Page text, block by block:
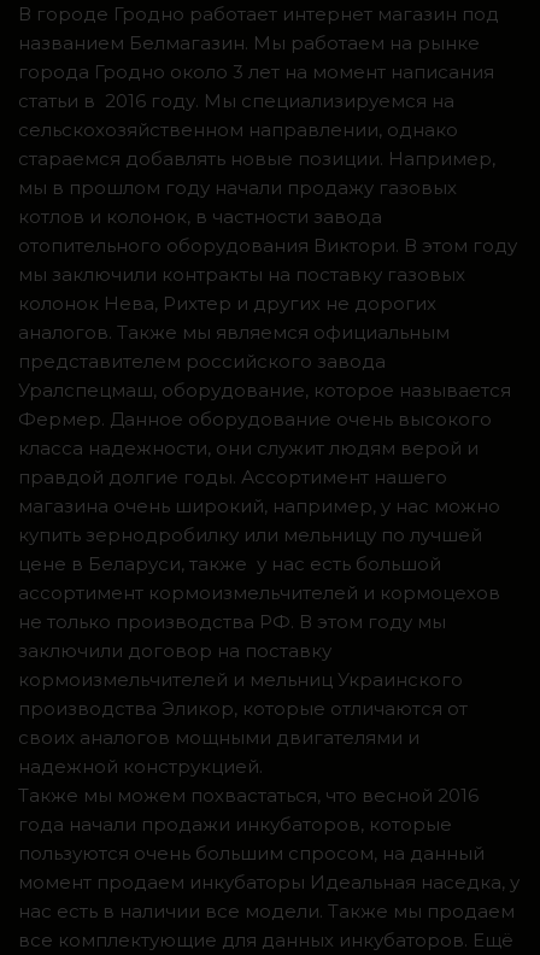
В городе Гродно работает интернет магазин под
названием Белмагазин. Мы работаем на рынке
города Гродно около 3 лет на момент написания
статьи в 2016 году. Мы специализируемся на
сельскохозяйственном направлении, однако
стараемся добавлять новые позиции. Например,
мы в прошлом году начали продажу газовых
котлов и колонок, в частности завода
отопительного оборудования Виктори. В этом году
мы заключили контракты на поставку газовых
колонок Нева, Рихтер и других не дорогих
аналогов. Также мы являемся официальным
представителем российского завода
Уралспецмаш, оборудование, которое называется
Фермер. Данное оборудование очень высокого
класса надежности, они служит людям верой и
правдой долгие годы. Ассортимент нашего
магазина очень широкий, например, у нас можно
купить зернодробилку или мельницу по лучшей
цене в Беларуси, также у нас есть большой
ассортимент кормоизмельчителей и кормоцехов
не только производства РФ. В этом году мы
заключили договор на поставку
кормоизмельчителей и мельниц Украинского
производства Эликор, которые отличаются от
своих аналогов мощными двигателями и
надежной конструкцией.
Также мы можем похвастаться, что весной 2016
года начали продажи инкубаторов, которые
пользуются очень большим спросом, на данный
момент продаем инкубаторы Идеальная наседка, у
нас есть в наличии все модели. Также мы продаем
все комплектующие для данных инкубаторов. Ещё